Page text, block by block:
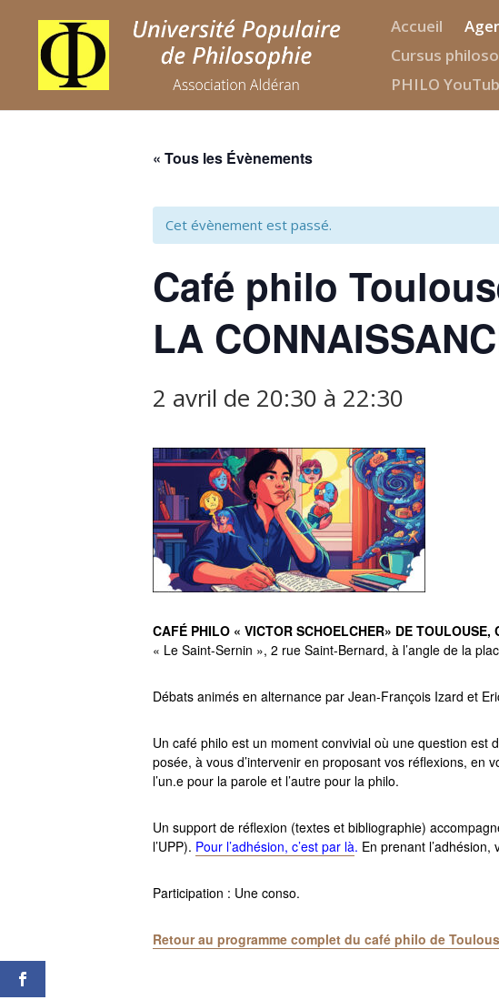
Accueil
Cursus
PHILO
« Tous les Évènements
Cet évènement est passé.
Café philo
LA
2 avril de 20:30 à 22:30
CAFÉ PHILO « VICTOR SCHOELCHER» DE
« Le Saint-Sernin », 2 rue Saint-Bernard, à l’angle de la
Débats animés en alternance par Jean-François Izard et
Un café philo est un moment convivial où une question est
posée, à vous d’intervenir en proposant vos réflexions, en
l’un.e pour la parole et l’autre pour la philo.
Un support de réflexion (textes et bibliographie)
l’UPP). Pour l’adhésion, c’est par là. En prenant
Participation : Une conso.
Retour au programme complet du café philo de